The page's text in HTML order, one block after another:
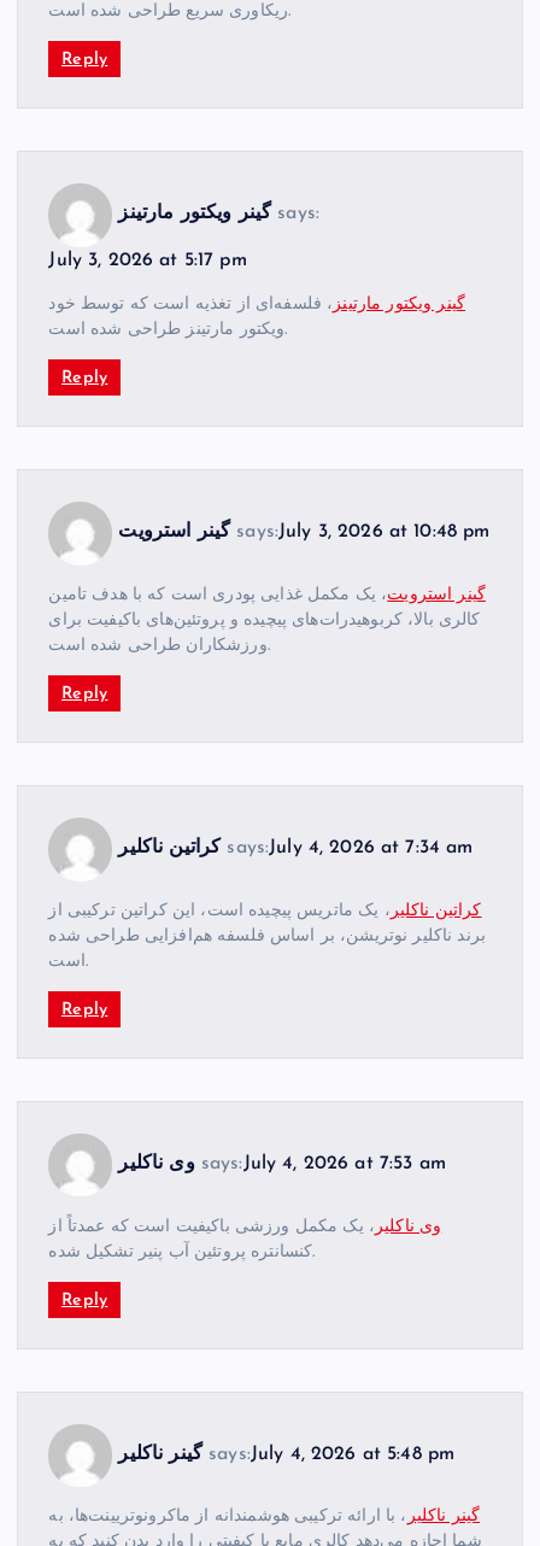
ریکاوری سریع طراحی شده است.
Reply
گینر ویکتور مارتینز says:
July 3, 2026 at 5:17 pm
گینر ویکتور مارتینز ، فلسفه‌ای از تغذیه است که توسط خود
ویکتور مارتینز طراحی شده است.
Reply
گینر استرویت says:July 3, 2026 at 10:48 pm
گینر استرویت، یک مکمل غذایی پودری است که با هدف تامین
کالری بالا، کربوهیدرات‌های پیچیده و پروتئین‌های باکیفیت برای
ورزشکاران طراحی شده است.
Reply
کراتین ناکلیر says:July 4, 2026 at 7:34 am
کراتین ناکلیر ، یک ماتریس پیچیده است، این کراتین ترکیبی از
برند ناکلیر نوتریشن، بر اساس فلسفه هم‌افزایی طراحی شده
است.
Reply
وی ناکلیر says: July 4, 2026 at 7:53 am
وی ناکلیر ، یک مکمل ورزشی باکیفیت است که عمدتاً از
کنسانتره پروتئین آب پنیر تشکیل شده.
Reply
گینر ناکلیر says:July 4, 2026 at 5:48 pm
گینر ناکلیر ، با ارائه ترکیبی هوشمندانه از ماکرونوتریینت‌ها، به
شما اجازه می‌دهد کالری مایع با کیفیتی را وارد بدن کنید که به